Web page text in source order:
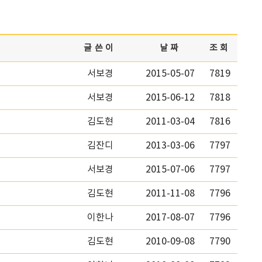
글쓴이 날짜 조회
서보경 2015-05-07 7819
서보경 2015-06-12 7818
김도현 2011-03-04 7816
김잔디 2013-03-06 7797
서보경 2015-07-06 7797
김도현 2011-11-08 7796
이한나 2017-08-07 7796
김도현 2010-09-08 7790